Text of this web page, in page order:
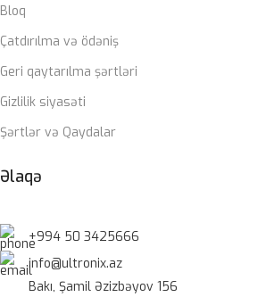
Bloq
Çatdırılma və ödəniş
Geri qaytarılma şərtləri
Gizlilik siyasəti
Şərtlər və Qaydalar
Əlaqə
+994 50 3425666
info@ultronix.az
Bakı, Şamil Əzizbəyov 156